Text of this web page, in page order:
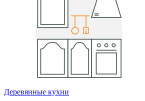
Деревянные кухни